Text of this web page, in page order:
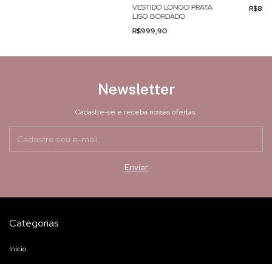
VESTIDO LONGO PRATA
LISO BORDADO
R$999,90
Newsletter
Cadastre-se e receba nossas ofertas.
Categorias
Início